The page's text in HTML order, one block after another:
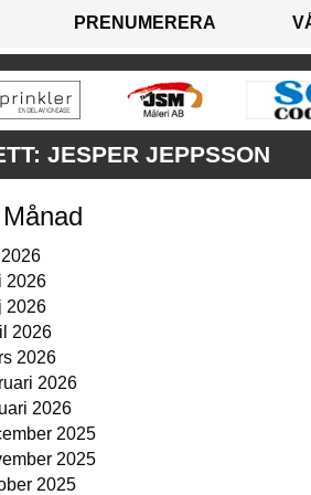
PRENUMERERA
JESPER JEPPSSON
2026
2026
2026
2026
2026
2026
2025
2025
2025